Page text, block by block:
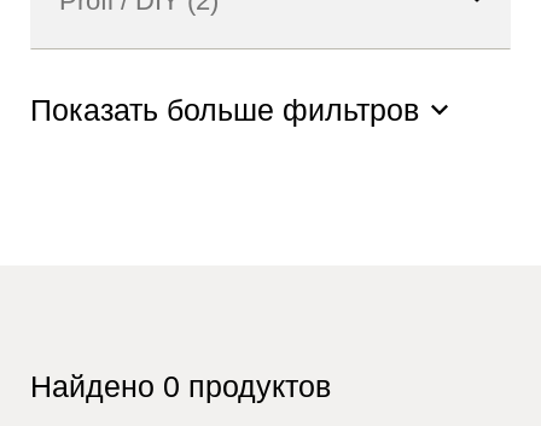
Показать больше фильтров
Найдено 0 продуктов